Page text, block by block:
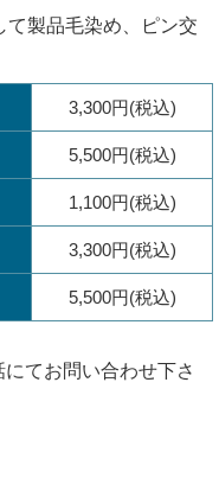
て製品毛染め、ピン交
3,300円(税込)
5,500円(税込)
1,100円(税込)
3,300円(税込)
5,500円(税込)
てお問い合わせ下さ